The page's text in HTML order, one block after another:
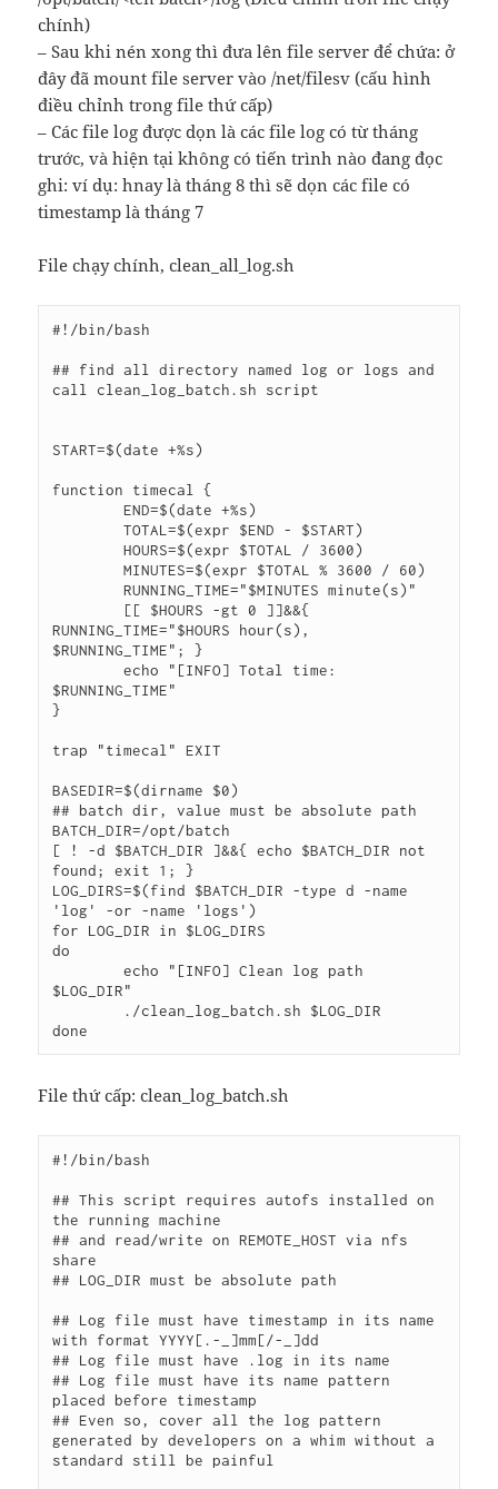
chính)
– Sau khi nén xong thì đưa lên file server để chứa: ở
đây đã mount file server vào /net/filesv (cấu hình
điều chỉnh trong file thứ cấp)
– Các file log được dọn là các file log có từ tháng
trước, và hiện tại không có tiến trình nào đang đọc
ghi: ví dụ: hnay là tháng 8 thì sẽ dọn các file có
timestamp là tháng 7
File chạy chính, clean_all_log.sh
#!/bin/bash
## find all directory named log or logs and
call clean_log_batch.sh script
START=$(date +%s)
function timecal {
        TOTAL=$(expr $END - $START)
        HOURS=$(expr $TOTAL / 3600)
        MINUTES=$(expr $TOTAL % 3600 / 60)
        RUNNING_TIME="$MINUTES minute(s)"
RUNNING_TIME="$HOURS hour(s),
$RUNNING_TIME"; }
        echo "[INFO] Total time:
$RUNNING_TIME"
}
trap "timecal" EXIT
BASEDIR=$(dirname $0)
## batch dir, value must be absolute path
BATCH_DIR=/opt/batch
[ ! -d $BATCH_DIR ]&&{ echo $BATCH_DIR not
found; exit 1; }
LOG_DIRS=$(find $BATCH_DIR -type d -name
'log' -or -name 'logs')
for LOG_DIR in $LOG_DIRS
do
	echo "[INFO] Clean log path
$LOG_DIR"
File thứ cấp: clean_log_batch.sh
#!/bin/bash
## This script requires autofs installed on
the running machine
## and read/write on REMOTE_HOST via nfs
share
## LOG_DIR must be absolute path
## Log file must have timestamp in its name
with format YYYY[.-_]mm[/-_]dd
## Log file must have .log in its name
## Log file must have its name pattern
placed before timestamp
## Even so, cover all the log pattern
generated by developers on a whim without a
standard still be painful